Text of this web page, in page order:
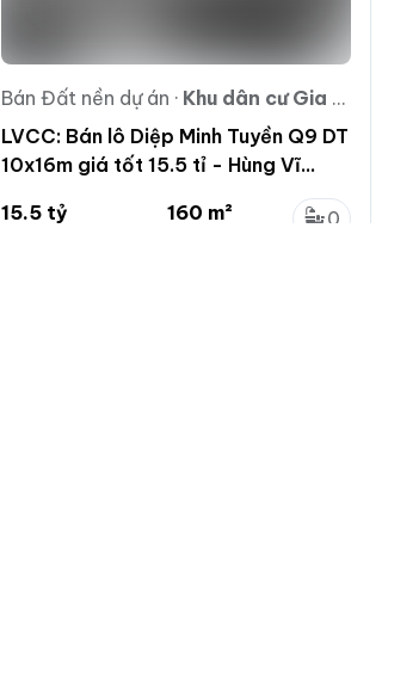
Bán Đất nền dự án · Khu dân cư Gia Hòa
LVCC: Bán lô Diệp Minh Tuyền Q9 DT
10x16m giá tốt 15.5 tỉ - Hùng Vĩ
15.5 tỷ
160 m²
0